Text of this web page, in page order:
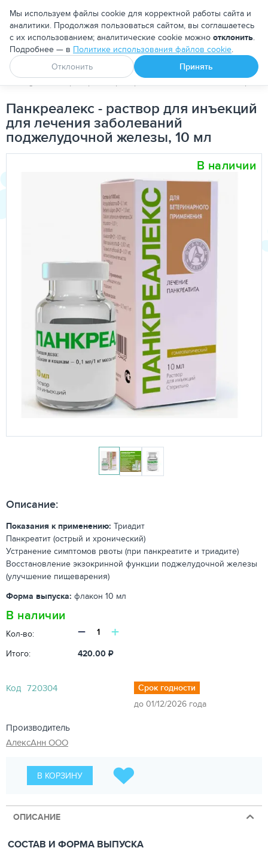
Москва
Апоквел Ветмедин От блох и клещей
PetDog Ветеринарные препараты Гомеопатические
Панкреалекс - раствор для инъекций
для лечения заболеваний
поджелудочной железы, 10 мл
В наличии
Описание:
Показания к применению: Триадит
Панкреатит (острый и хронический)
Устранение симптомов рвоты (при панкреатите и триадите)
Восстановление экзокринной функции поджелудочной железы
(улучшение пищеварения)
Форма выпуска: флакон 10 мл
В наличии
Кол-во: − +
Итого: 420.00 ₽
Код 720304
Срок годности
до 01/12/2026 года
Производитель
АлексАнн ООО
В КОРЗИНУ
ОПИСАНИЕ
СОСТАВ И ФОРМА ВЫПУСКА
Мы используем файлы cookie для корректной работы сайта и
аналитики. Продолжая пользоваться сайтом, вы соглашаетесь
с их использованием; аналитические cookie можно отклонить.
Подробнее — в Политике использования файлов cookie.
Отклонить
Принять